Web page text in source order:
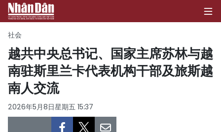
首页
经济
社会
越共中央总书记、国家主席苏林与越
南驻斯里兰卡代表机构干部及旅斯越
南人交流
2026年5月8日星期五 15:37